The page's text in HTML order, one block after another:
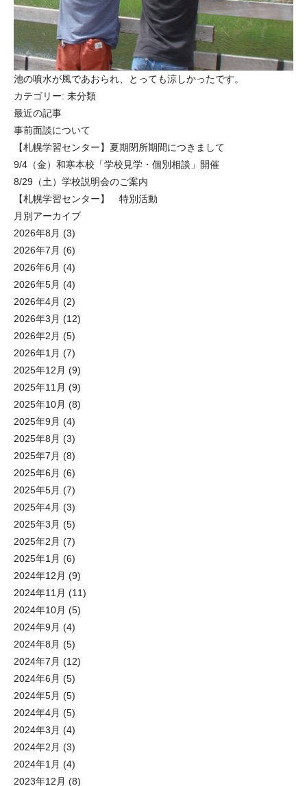
池の噴水が風であおられ、とっても涼しかったです。
カテゴリー: 未分類
最近の記事
事前面談について
【札幌学習センター】夏期閉所期間につきまして
9/4（金）和寒本校「学校見学・個別相談」開催
8/29（土）学校説明会のご案内
【札幌学習センター】 特別活動
月別アーカイブ
2026年8月 (3)
2026年7月 (6)
2026年6月 (4)
2026年5月 (4)
2026年4月 (2)
2026年3月 (12)
2026年2月 (5)
2026年1月 (7)
2025年12月 (9)
2025年11月 (9)
2025年10月 (8)
2025年9月 (4)
2025年8月 (3)
2025年7月 (8)
2025年6月 (6)
2025年5月 (7)
2025年4月 (3)
2025年3月 (5)
2025年2月 (7)
2025年1月 (6)
2024年12月 (9)
2024年11月 (11)
2024年10月 (5)
2024年9月 (4)
2024年8月 (5)
2024年7月 (12)
2024年6月 (5)
2024年5月 (5)
2024年4月 (5)
2024年3月 (4)
2024年2月 (3)
2024年1月 (4)
2023年12月 (8)